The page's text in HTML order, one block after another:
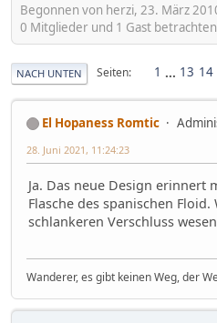
Begonnen von herzi, 23. März
0 Mitglieder und 1 Gast
NACH UNTEN Seiten 1 ... 13 14
El Hopaness Romtic
28. Juni 2021, 11:24:23
Ja. Das neue Design erinnert
Flasche des spanischen
schlankeren Verschluss
Wanderer, es gibt keinen Weg, der